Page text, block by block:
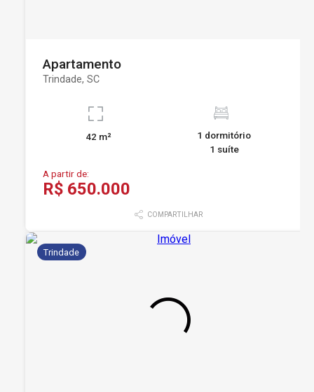
Apartamento
Trindade, SC
42 m²
1 dormitório
1 suíte
A partir de:
R$ 650.000
COMPARTILHAR
Trindade